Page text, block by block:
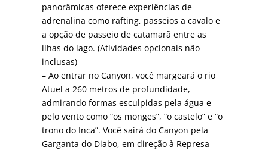
panorâmicas oferece experiências de
adrenalina como rafting, passeios a cavalo e
a opção de passeio de catamarã entre as
ilhas do lago. (Atividades opcionais não
inclusas)
– Ao entrar no Canyon, você margeará o rio
Atuel a 260 metros de profundidade,
admirando formas esculpidas pela água e
pelo vento como “os monges”, “o castelo” e “o
trono do Inca”. Você sairá do Canyon pela
Garganta do Diabo, em direção à Represa